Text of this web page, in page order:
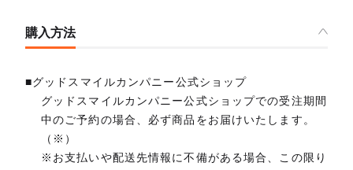
購入方法
■グッドスマイルカンパニー公式ショップ
グッドスマイルカンパニー公式ショップでの受注期間
中のご予約の場合、必ず商品をお届けいたします。
（※）
※お支払いや配送先情報に不備がある場合、この限り